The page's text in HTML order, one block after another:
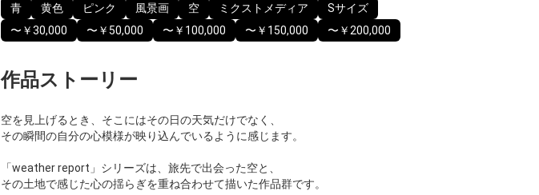
青 黄色 ピンク 風景画 空 ミクストメディア
Sサイズ
〜￥30,000
〜￥50,000 〜￥100,000 〜￥150,000 〜￥200,000
作品ストーリー
空を見上げるとき、そこにはその日の天気だけでなく、
その瞬間の自分の心模様が映り込んでいるように感じます。
「weather report」シリーズは、旅先で出会った空と、
その土地で感じた心の揺らぎを重ね合わせて描いた作品群です。